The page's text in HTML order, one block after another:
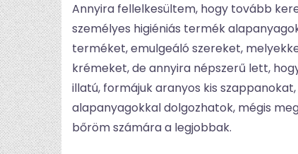
Annyira fellelkesültem, hogy tovább
személyes higiéniás termék
terméket, emulgeáló szereket,
krémeket, de annyira népszerű lett,
illatú, formájuk aranyos kis
alapanyagokkal dolgozhatok, mégis
bőröm számára a legjobbak.